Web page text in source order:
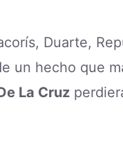
Duarte,
un hecho que
La Cruz